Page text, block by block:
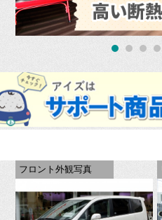
フロント外観写真